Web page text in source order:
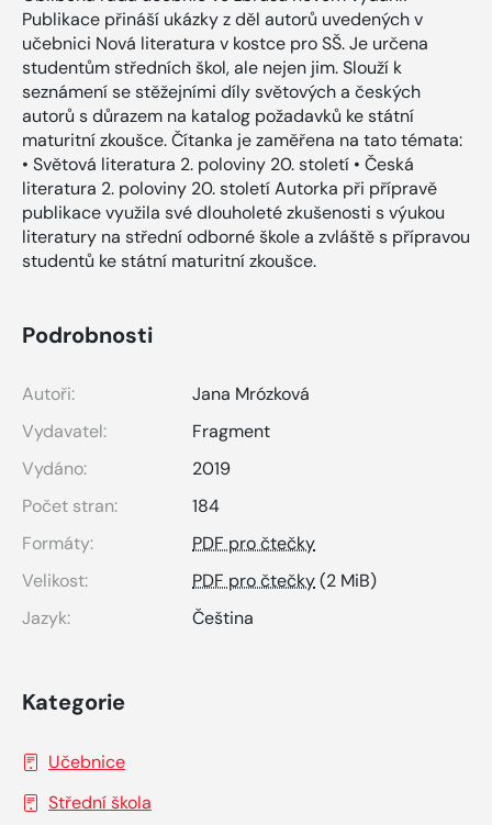
Publikace přináší ukázky z děl autorů uvedených v
učebnici Nová literatura v kostce pro SŠ. Je určena
studentům středních škol, ale nejen jim. Slouží k
seznámení se stěžejními díly světových a českých
autorů s důrazem na katalog požadavků ke státní
maturitní zkoušce. Čítanka je zaměřena na tato témata:
• Světová literatura 2. poloviny 20. století • Česká
literatura 2. poloviny 20. století Autorka při přípravě
publikace využila své dlouholeté zkušenosti s výukou
literatury na střední odborné škole a zvláště s přípravou
studentů ke státní maturitní zkoušce.
Podrobnosti
Autoři:
Jana Mrózková
Vydavatel:
Fragment
Vydáno:
2019
Počet stran:
184
Formáty:
PDF pro čtečky
Velikost:
PDF pro čtečky(2 MiB)
Jazyk:
Čeština
Kategorie
Učebnice
Střední škola